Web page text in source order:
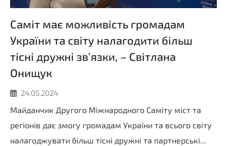
Саміт має можливість громадам
України та світу налагодити більш
тісні дружні звʼязки, – Світлана
Онищук
24.05.2024
Майданчик Другого Міжнародного Саміту міст та
регіонів дає змогу громадам України та всього світу
налагоджувати більш тісні дружні та партнерські...